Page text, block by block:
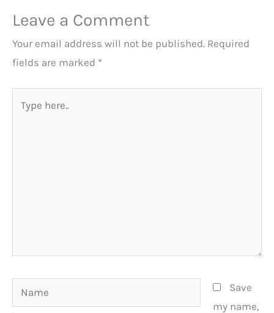
Leave a Comment
Your email address will not be published. Required
fields are marked *
here..
Name
Save
my name,